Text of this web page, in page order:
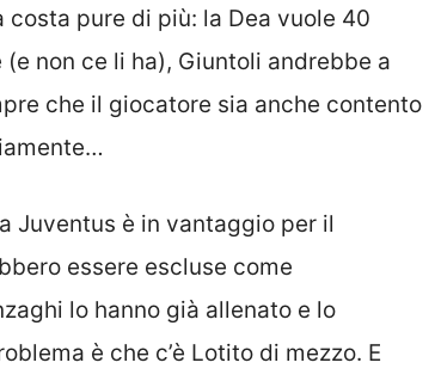
costa pure di più: la Dea vuole 40
non ce li ha), Giuntoli andrebbe a
che il giocatore sia anche contento
Juventus è in vantaggio per il
essere escluse come
lo hanno già allenato e lo
è che c’è Lotito di mezzo. E